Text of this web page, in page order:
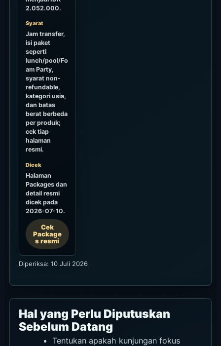
2.052.000.
Syarat
Jam transfer,
isi paket
seperti
lunch/pool/Fo
am Party,
syarat non-
refundable,
kategori usia,
dan batas
berat berbeda
per produk;
cek tiap
halaman
resmi.
Dicek
Halaman
Packages dan
detail resmi
dicek pada
2026-07-10.
Cek
Package
s resmi
Diperiksa: 10 Juli 2026
Hal yang Perlu Diputuskan
Sebelum Datang
Tentukan apakah kunjungan fokus